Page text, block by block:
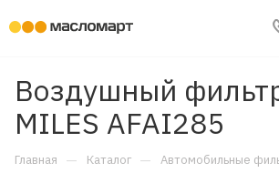
Воздушный
MILES AFAI285
Главная — Каталог — Автомобильные